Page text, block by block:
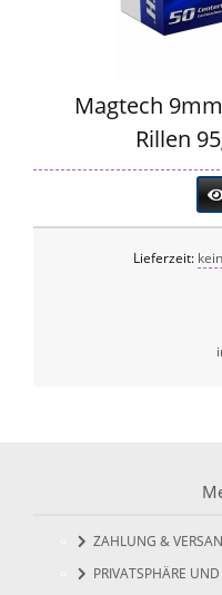
Magtech
Rillen
Lieferzeit:
ZAHLUNG &
PRIVATSPHÄRE